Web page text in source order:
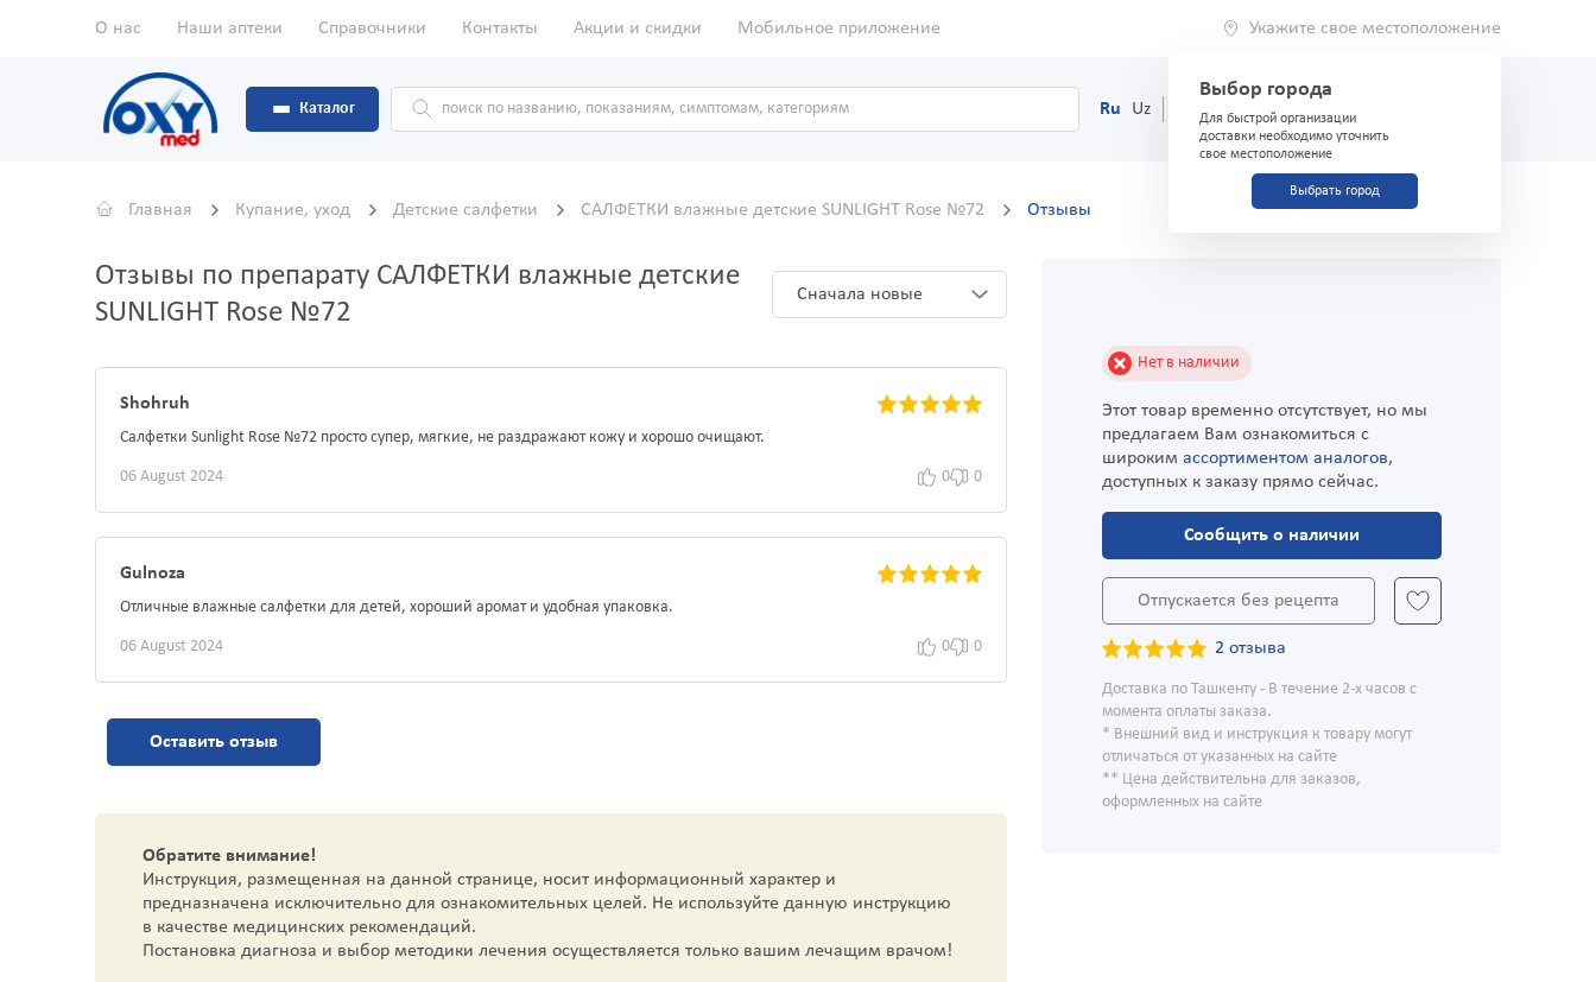
О нас Наши аптеки Справочники Контакты Акции и скидки Мобильное приложение Укажите свое местоположение
Выбор города
Для быстрой организации
доставки необходимо уточнить
свое местоположение
Выбрать город
Каталог Ru Uz (71) 200-03-03
Главная Купание, уход Детские салфетки САЛФЕТКИ влажные детские SUNLIGHT Rose №72 Отзывы
Отзывы по препарату САЛФЕТКИ влажные детские
SUNLIGHT Rose №72
Сначала новые
Shohruh
Салфетки Sunlight Rose №72 просто супер, мягкие, не раздражают кожу и хорошо очищают.
06 August 2024 0 0
Gulnoza
Отличные влажные салфетки для детей, хороший аромат и удобная упаковка.
06 August 2024 0 0
Оставить отзыв
Обратите внимание!
Инструкция, размещенная на данной странице, носит информационный характер и
предназначена исключительно для ознакомительных целей. Не используйте данную инструкцию
в качестве медицинских рекомендаций.
Постановка диагноза и выбор методики лечения осуществляется только вашим лечащим врачом!
Нет в наличии
Этот товар временно отсутствует, но мы
предлагаем Вам ознакомиться с
широким ассортиментом аналогов,
доступных к заказу прямо сейчас.
Сообщить о наличии
Отпускается без рецепта
2 отзыва
Доставка по Ташкенту - В течение 2-х часов с
момента оплаты заказа.
* Внешний вид и инструкция к товару могут
отличаться от указанных на сайте
** Цена действительна для заказов,
оформленных на сайте